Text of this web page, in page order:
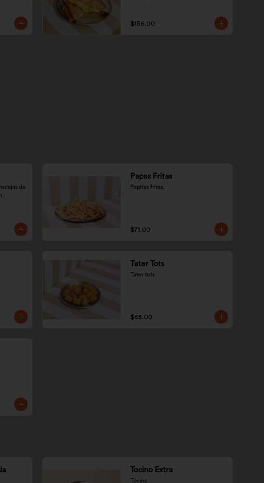
$156.00
de
Papas Fritas
Papitas fritas.
$71.00
Tater Tots
Tater tots
$65.00
Tocino Extra
Tocino